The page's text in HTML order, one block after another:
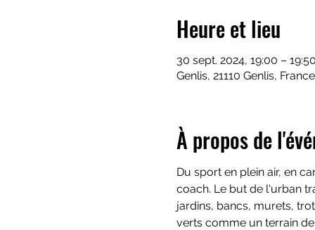
Heure et lieu
30 sept. 2024, 19:00 –
Genlis, 21110 Genlis, France
À propos de
Du sport en plein air, en
coach. Le but de l'urban
jardins, bancs, murets,
verts comme un terrain